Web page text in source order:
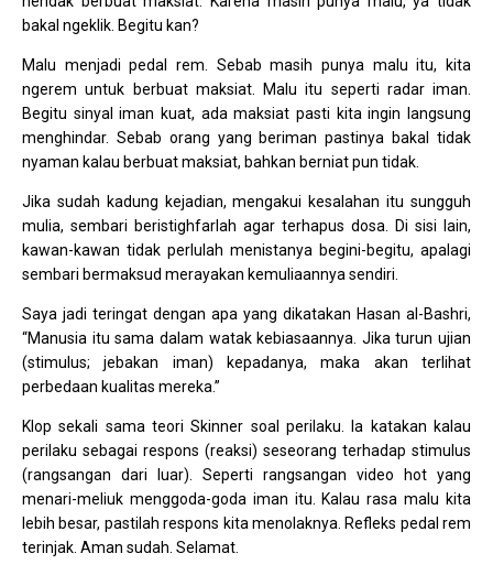
bakal ngeklik. Begitu kan?
Malu menjadi pedal rem. Sebab masih punya malu itu, kita
ngerem untuk berbuat maksiat. Malu itu seperti radar iman.
Begitu sinyal iman kuat, ada maksiat pasti kita ingin langsung
menghindar. Sebab orang yang beriman pastinya bakal tidak
nyaman kalau berbuat maksiat, bahkan berniat pun tidak.
Jika sudah kadung kejadian, mengakui kesalahan itu sungguh
mulia, sembari beristighfarlah agar terhapus dosa. Di sisi lain,
kawan-kawan tidak perlulah menistanya begini-begitu, apalagi
sembari bermaksud merayakan kemuliaannya sendiri.
Saya jadi teringat dengan apa yang dikatakan Hasan al-Bashri,
“Manusia itu sama dalam watak kebiasaannya. Jika turun ujian
(stimulus; jebakan iman) kepadanya, maka akan terlihat
perbedaan kualitas mereka.”
Klop sekali sama teori Skinner soal perilaku. Ia katakan kalau
perilaku sebagai respons (reaksi) seseorang terhadap stimulus
(rangsangan dari luar). Seperti rangsangan video hot yang
menari-meliuk menggoda-goda iman itu. Kalau rasa malu kita
lebih besar, pastilah respons kita menolaknya. Refleks pedal rem
terinjak. Aman sudah. Selamat.